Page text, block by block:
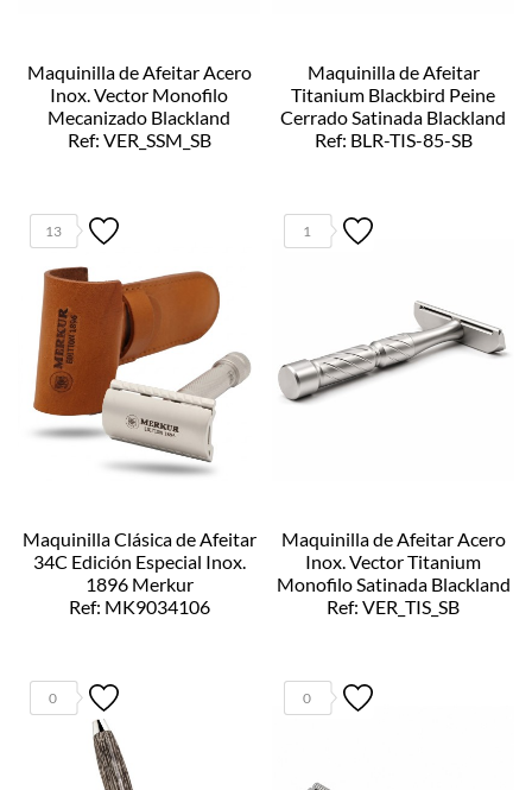
Maquinilla de Afeitar Acero
Inox. Vector Monofilo
Mecanizado Blackland
Ref: VER_SSM_SB
Maquinilla de Afeitar
Titanium Blackbird Peine
Cerrado Satinada Blackland
Ref: BLR-TIS-85-SB
13
Maquinilla Clásica de Afeitar
34C Edición Especial Inox.
1896 Merkur
Ref: MK9034106
1
Maquinilla de Afeitar Acero
Inox. Vector Titanium
Monofilo Satinada Blackland
Ref: VER_TIS_SB
0 0